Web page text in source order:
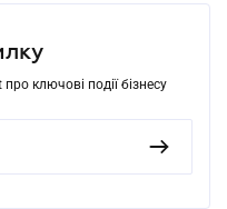
ключові події бізнесу